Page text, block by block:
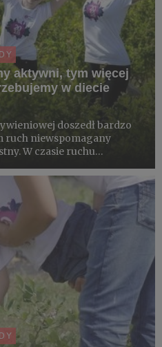
aktywni, tym więcej
w diecie
doszedł bardzo
ruch niewspomagany
W czasie ruchu
dla organizmu.